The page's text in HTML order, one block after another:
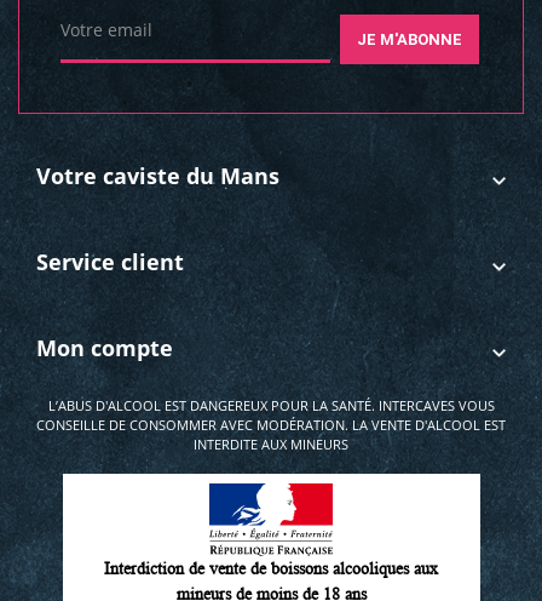
Votre caviste du Mans
Service client
Mon compte
Votre email JE M'ABONNE
L’ABUS D'ALCOOL EST DANGEREUX POUR LA SANTÉ. INTERCAVES VOUS
CONSEILLE DE CONSOMMER AVEC MODÉRATION. LA VENTE D'ALCOOL EST
INTERDITE AUX MINEURS
Interdiction de vente de boissons alcooliques aux
mineurs de moins de 18 ans